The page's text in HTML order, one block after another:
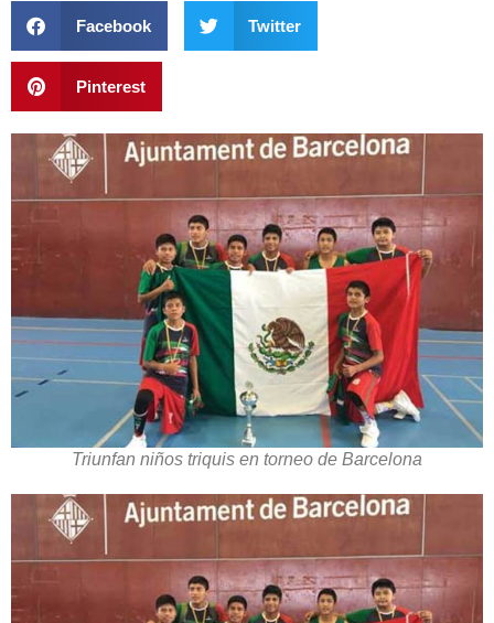
Facebook Twitter
Pinterest
Triunfan niños triquis en torneo de Barcelona